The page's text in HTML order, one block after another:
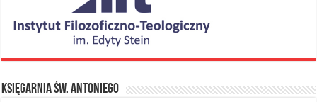
Księgarnia Św. Antoniego